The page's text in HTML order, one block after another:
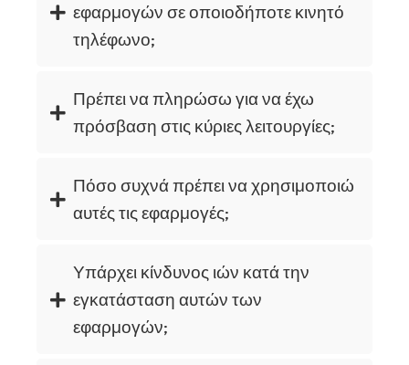
εφαρμογών σε οποιοδήποτε κινητό
τηλέφωνο;
Πρέπει να πληρώσω για να έχω
πρόσβαση στις κύριες λειτουργίες;
Πόσο συχνά πρέπει να χρησιμοποιώ
αυτές τις εφαρμογές;
Υπάρχει κίνδυνος ιών κατά την
εγκατάσταση αυτών των
εφαρμογών;